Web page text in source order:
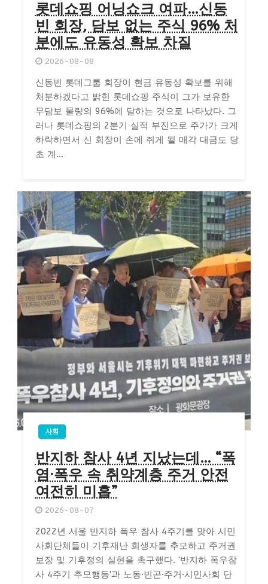
롯데쇼핑 어닝쇼크 여파…신동
빈 회장, 담보 없는 주식 96% 처
분에도 유동성 확보 차질
2026-08-08
신동빈 롯데그룹 회장이 현금 유동성 확보를 위해
처분하겠다고 밝힌 롯데쇼핑 주식이 그가 보유한
무담보 물량의 96%에 달하는 것으로 나타났다. 그
러나 롯데쇼핑의 2분기 실적 부진으로 주가가 크게
하락하면서 신 회장이 손에 쥐게 될 매각 대금도 당
초 계...
사회
반지하 참사 4년 지났는데… “폭
염·폭우 속 취약계층 주거 안전
여전히 미흡”
2026-08-07
2022년 서울 반지하 폭우 참사 4주기를 맞아 시민
사회단체들이 기후재난 희생자를 추모하고 주거권
보장 및 기후정의 실현을 촉구했다. '반지하 폭우참
사 4주기 추모행동'과 노동·빈곤·주거·시민사회 단